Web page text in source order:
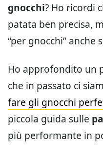
gnocchi? Ho ricordi
patata ben precisa,
“per gnocchi”
Ho approfondito un
che in passato ci
fare gli gnocchi
piccola guida sulle
più performante in